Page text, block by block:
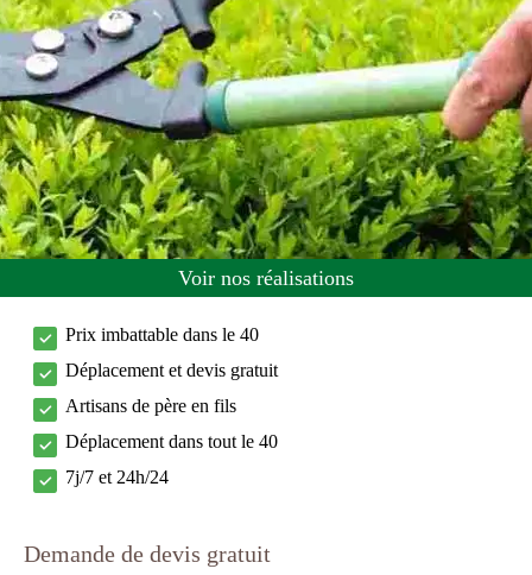
Voir nos réalisations
Prix imbattable dans le 40
Déplacement et devis gratuit
Artisans de père en fils
Déplacement dans tout le 40
7j/7 et 24h/24
Demande de devis gratuit